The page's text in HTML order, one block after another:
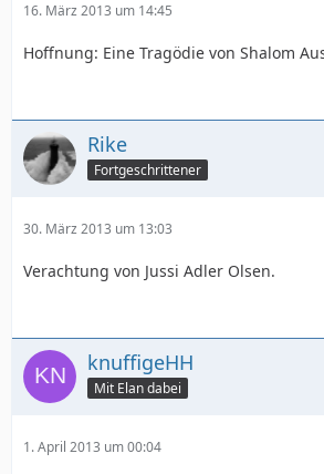
16. März 2013 um 14:45
Hoffnung: Eine Tragödie von Shalom
Rike
Fortgeschrittener
30. März 2013 um 13:03
Verachtung von Jussi Adler Olsen.
knuffigeHH
Mit Elan dabei
1. April 2013 um 00:04